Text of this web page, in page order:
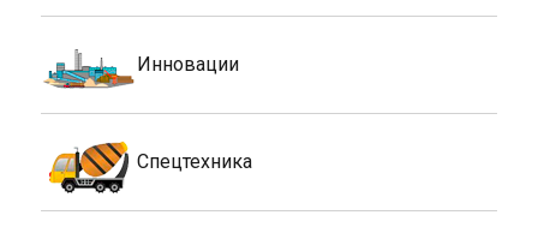
Инновации
Спецтехника